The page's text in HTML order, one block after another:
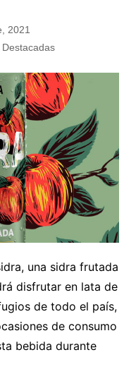
2021
Destacadas
una sidra frutada
disfrutar en lata de
de todo el país,
de consumo
bebida durante